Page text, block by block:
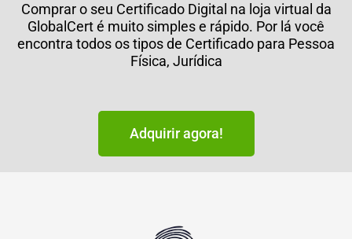
Comprar o seu Certificado Digital na loja virtual da
GlobalCert é muito simples e rápido. Por lá você
encontra todos os tipos de Certificado para Pessoa
Física, Jurídica
Adquirir agora!